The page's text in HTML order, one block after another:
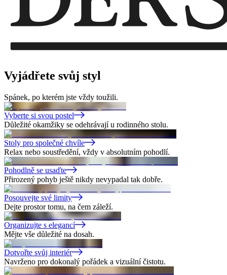
Vyjádřete svůj styl
Spánek, po kterém jste vždy toužili.
Vyberte si svou postel
Důležité okamžiky se odehrávají u rodinného stolu.
Stoly pro společné chvíle
Relax nebo soustředění, vždy v absolutním pohodlí.
Pohodlně se usaďte
Přirozený pohyb ještě nikdy nevypadal tak dobře.
Posouvejte své limity
Dejte prostor tomu, na čem záleží.
Organizujte s elegancí
Mějte vše důležité na dosah.
Dotvořte svůj interiér
Navrženo pro dokonalý pořádek a vizuální čistotu.